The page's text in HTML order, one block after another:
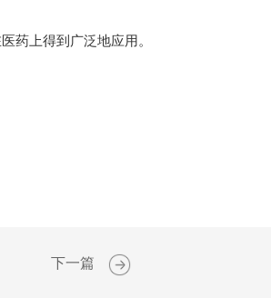
药上得到广泛地应用。
下一篇